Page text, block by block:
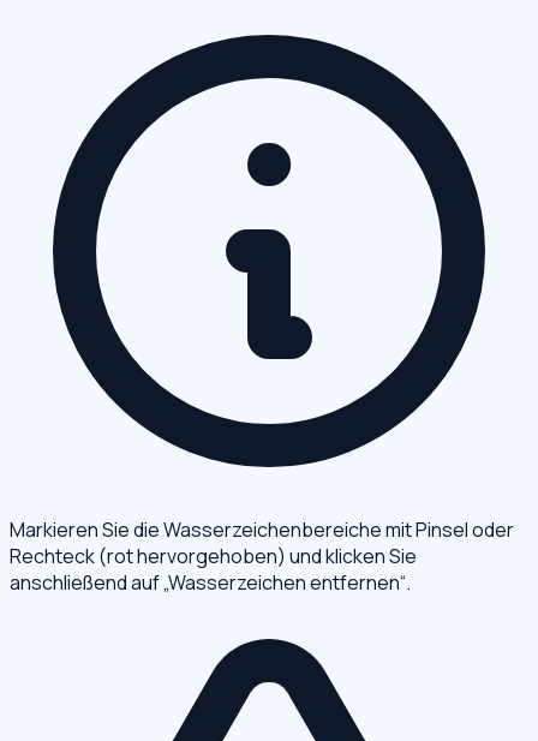
Markieren Sie die Wasserzeichenbereiche mit Pinsel oder
Rechteck (rot hervorgehoben) und klicken Sie
anschließend auf „Wasserzeichen entfernen“.